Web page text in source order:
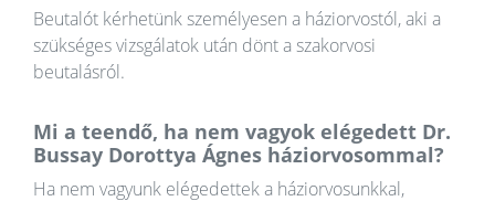
Beutalót kérhetünk személyesen a háziorvostól, aki a
szükséges vizsgálatok után dönt a szakorvosi
beutalásról.
Mi a teendő, ha nem vagyok elégedett Dr.
Bussay Dorottya Ágnes háziorvosommal?
Ha nem vagyunk elégedettek a háziorvosunkkal,